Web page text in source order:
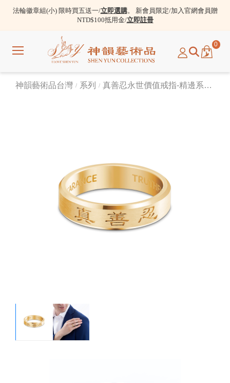
法輪徽章組(小) 限時買五送一/立即選購。 新會員限定/加入官網會員贈
NTD$100抵用金/立即註冊
選
0
神韻藝術品台灣 系列 真善忍永世價值戒指-精邊系列18K金